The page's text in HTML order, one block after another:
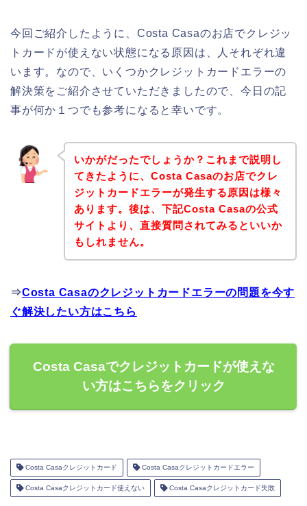
今回ご紹介したように、Costa Casaのお店でクレジッ
トカードが使えない状態になる原因は、人それぞれ違
います。なので、いくつかクレジットカードエラーの
解決策をご紹介させていただきましたので、今日の記
事が何か１つでも参考になると幸いです。
いかがだったでしょうか？これまで説明し
てきたように、Costa Casaのお店でクレ
ジットカードエラーが発生する原因は様々
あります。後は、下記Costa Casaの公式
サイトより、直接質問されてみるといいか
もしれません。
⇒Costa Casaのクレジットカードエラーの問題を今す
ぐ解決したい方はこちら
Costa Casaでクレジットカードが使えな
い方はこちらをクリック
Costa Casaクレジットカード Costa Casaクレジットカードエラー
Costa Casaクレジットカード使えない Costa Casaクレジットカード失敗